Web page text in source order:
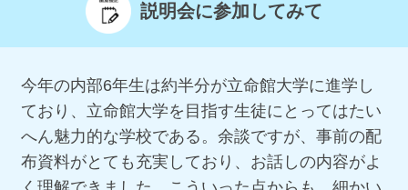
説明会に参加してみて
今年の内部6年生は約半分が立命館大学に進学し
ており、立命館大学を目指す生徒にとってはたい
へん魅力的な学校である。余談ですが、事前の配
布資料がとても充実しており、お話しの内容がよ